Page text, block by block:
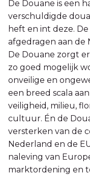
De Douane is een
verschuldigde
heft en int deze.
afgedragen aan de
De Douane zorgt
zo goed mogelijk
onveilige en
een breed scala
veiligheid, milieu,
cultuur. Én de
versterken van de
Nederland en de
naleving van
marktordening en